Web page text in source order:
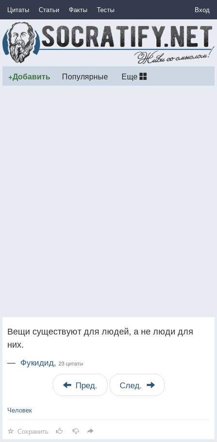
Цитаты Статьи Факты Тесты Вход
+Добавить Популярные Еще
Вещи существуют для людей, а не люди для
них.
— Фукидид, 23 цитаты
Пред. След.
Человек
Сохранить